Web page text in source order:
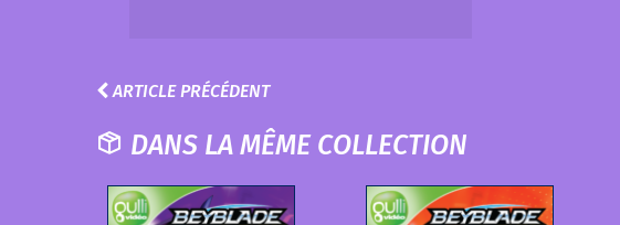
ARTICLE PRÉCÉDENT
DANS LA MÊME COLLECTION